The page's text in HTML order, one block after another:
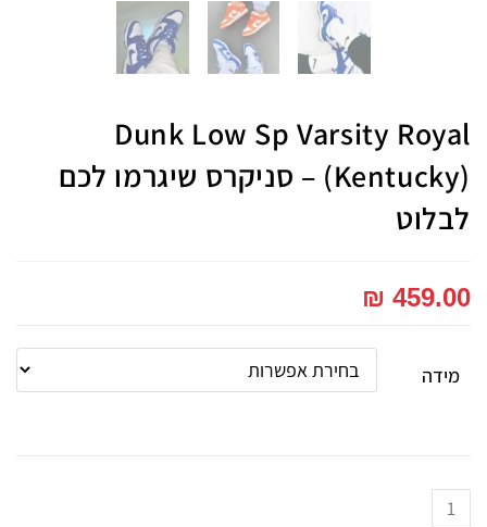
Dunk Low Sp Varsity Royal
(Kentucky) – סניקרס שיגרמו לכם
לבלוט
₪ 459.00
מידה